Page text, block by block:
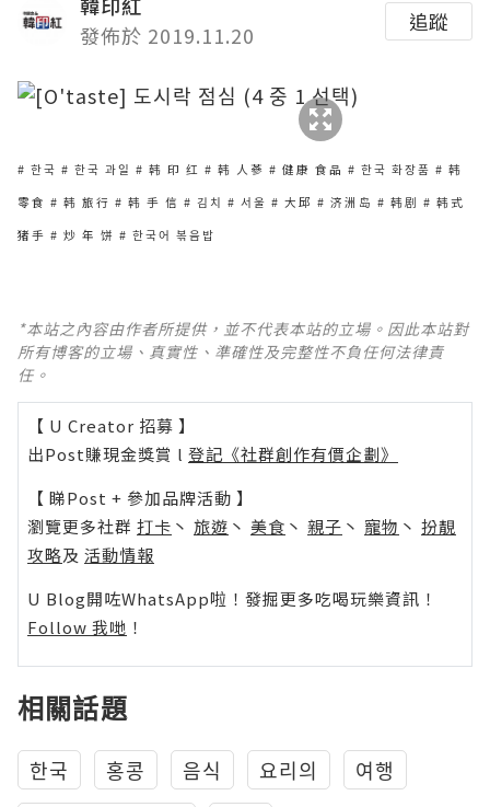
發佈於 2019.11.20
追蹤
# 한국 # 한국 과일 # 韩 印 红 # 韩 人蔘 # 健康 食品 # 한국 화장품 # 韩
零食 # 韩 旅行 # 韩 手 信 # 김치 # 서울 # 大邱 # 济洲岛 # 韩剧 # 韩式
猪手 # 炒 年 饼 # 한국어 볶음밥
*本站之內容由作者所提供，並不代表本站的立場。因此本站對
所有博客的立場、真實性、準確性及完整性不負任何法律責
任。
【 U Creator 招募 】
出Post賺現金獎賞 l 登記《社群創作有價企劃》
【 睇Post + 參加品牌活動 】
瀏覽更多社群 打卡 丶 旅遊 丶 美食 丶 親子 丶 寵物 丶 扮靚
攻略及 活動情報
U Blog開咗WhatsApp啦！發掘更多吃喝玩樂資訊！
Follow 我哋 ！
相關話題
한국 홍콩 음식 요리의
여행